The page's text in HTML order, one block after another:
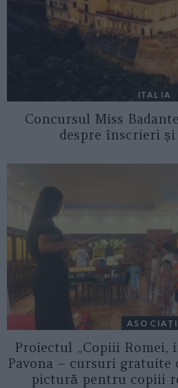
ITALIA
Concursul Miss
despre înscrieri
Proiectul „Copiii Romei,
Pavona – cursuri gratuite
pictură pentru copiii